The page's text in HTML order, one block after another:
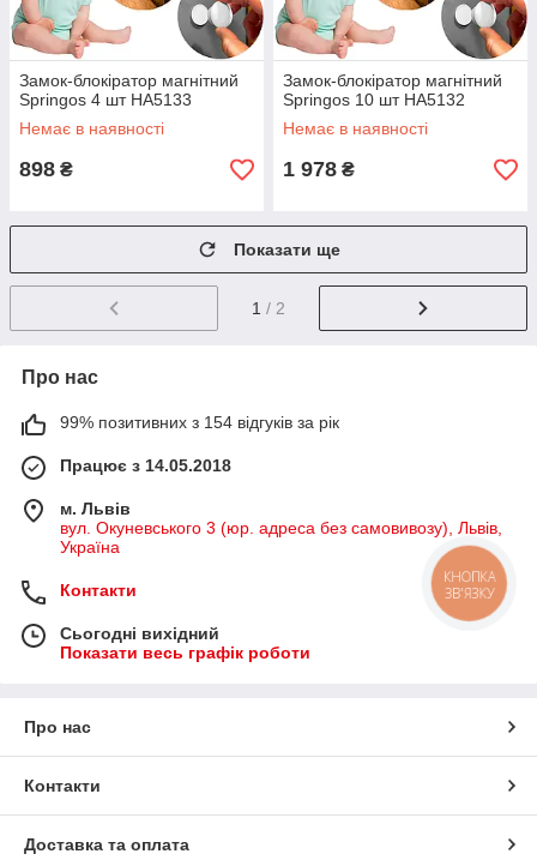
Замок-блокіратор магнітний
Springos 4 шт HA5133
Немає в наявності
898 ₴
Замок-блокіратор магнітний
Springos 10 шт HA5132
Немає в наявності
1 978 ₴
Показати ще
1 / 2
Про нас
99% позитивних з 154 відгуків за рік
Працює з 14.05.2018
м. Львів
вул. Окуневського 3 (юр. адреса без самовивозу), Львів,
Україна
Контакти
Сьогодні вихідний
Показати весь графік роботи
Про нас
Контакти
Доставка та оплата
КНОПКА
ЗВ'ЯЗКУ